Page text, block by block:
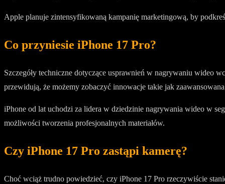
Apple planuje zintensyfikowaną kampanię marketingową, by
Co przyniesie iPhone 17 Pro?
Szczegóły techniczne dotyczące usprawnień w nagrywaniu wideo
przewidują, że możemy zobaczyć innowacje takie jak
iPhone od lat uchodzi za lidera w dziedzinie nagrywania wideo w
możliwości tworzenia profesjonalnych materiałów.
Czy iPhone 17 Pro zastąpi kamerę?
Choć wciąż trudno powiedzieć, czy iPhone 17 Pro rzeczywiście